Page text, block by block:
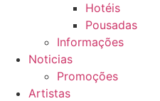
Hotéis
Pousadas
Informações
Noticias
Promoções
Artistas